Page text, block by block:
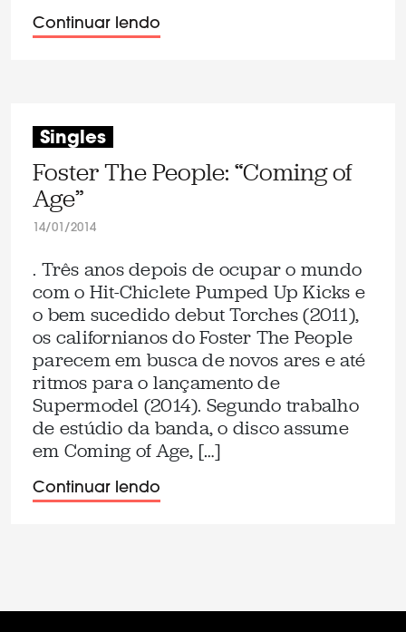
Continuar lendo
Singles
Foster The People: “Coming of
Age”
14/01/2014
. Três anos depois de ocupar o mundo
com o Hit-Chiclete Pumped Up Kicks e
o bem sucedido debut Torches (2011),
os californianos do Foster The People
parecem em busca de novos ares e até
ritmos para o lançamento de
Supermodel (2014). Segundo trabalho
de estúdio da banda, o disco assume
em Coming of Age, […]
Continuar lendo